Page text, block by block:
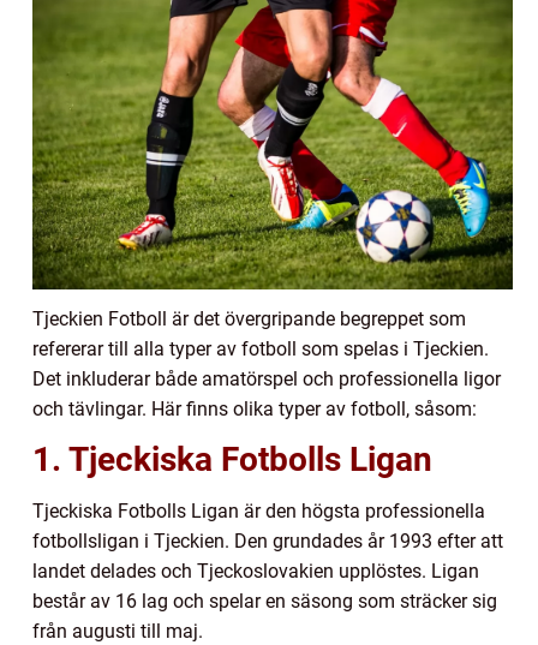
Tjeckien Fotboll är det övergripande begreppet som
refererar till alla typer av fotboll som spelas i Tjeckien.
Det inkluderar både amatörspel och professionella ligor
och tävlingar. Här finns olika typer av fotboll, såsom:
1. Tjeckiska Fotbolls Ligan
Tjeckiska Fotbolls Ligan är den högsta professionella
fotbollsligan i Tjeckien. Den grundades år 1993 efter att
landet delades och Tjeckoslovakien upplöstes. Ligan
består av 16 lag och spelar en säsong som sträcker sig
från augusti till maj.